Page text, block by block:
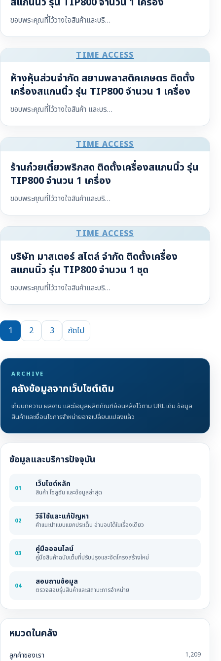
ขอบพระคุณที่ไว้วางใจสินค้าและบริ…
TIME ACCESS
ห้างหุ้นส่วนจำกัด สยามพลาสติคเกษตร ติดตั้ง
เครื่องสแกนนิ้ว รุ่น TIP800 จำนวน 1 เครื่อง
ขอบพระคุณที่ไว้วางใจสินค้า และบร…
TIME ACCESS
ร้านก๋วยเตี๋ยวพริกสด ติดตั้งเครื่องสแกนนิ้ว รุ่น
TIP800 จำนวน 1 เครื่อง
ขอบพระคุณที่ไว้วางใจสินค้าและบริ…
TIME ACCESS
บริษัท มาสเตอร์ สไตล์ จำกัด ติดตั้งเครื่อง
สแกนนิ้ว รุ่น TIP800 จำนวน 1 ชุด
ขอบพระคุณที่ไว้วางใจสินค้าและบริ…
1 2 3 ถัดไป
ARCHIVE
คลังข้อมูลจากเว็บไซต์เดิม
เก็บบทความ ผลงาน และข้อมูลผลิตภัณฑ์ย้อนหลังไว้ตาม URL เดิม ข้อมูล
สินค้าและเงื่อนไขการจำหน่ายอาจเปลี่ยนแปลงแล้ว
ข้อมูลและบริการปัจจุบัน
01 เว็บไซต์หลัก
สินค้า โซลูชัน และข้อมูลล่าสุด
02 วิธีใช้และแก้ปัญหา
คำแนะนำแบบแยกประเด็น อ่านจบได้ในเรื่องเดียว
03 คู่มือออนไลน์
คู่มือสินค้าฉบับเต็มที่ปรับปรุงและจัดโครงสร้างใหม่
04 สอบถามข้อมูล
ตรวจสอบรุ่นสินค้าและสถานะการจำหน่าย
หมวดในคลัง
ลูกค้าของเรา 1,209